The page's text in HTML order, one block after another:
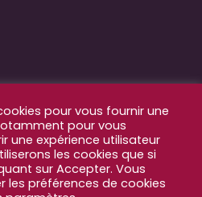
pour vous fournir une
pour vous
une expérience utilisateur
les cookies que si
sur Accepter. Vous
les préférences de cookies